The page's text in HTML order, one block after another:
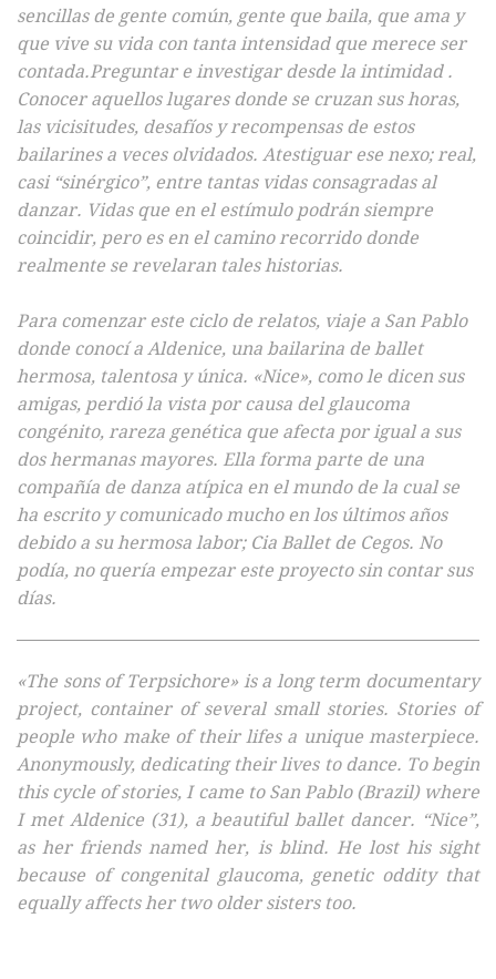
sencillas de gente común, gente que baila, que ama y
que vive su vida con tanta intensidad que merece ser
contada.Preguntar e investigar desde la intimidad .
Conocer aquellos lugares donde se cruzan sus horas,
las vicisitudes, desafíos y recompensas de estos
bailarines a veces olvidados. Atestiguar ese nexo; real,
casi “sinérgico”, entre tantas vidas consagradas al
danzar. Vidas que en el estímulo podrán siempre
coincidir, pero es en el camino recorrido donde
realmente se revelaran tales historias.
Para comenzar este ciclo de relatos, viaje a San Pablo
donde conocí a Aldenice, una bailarina de ballet
hermosa, talentosa y única. «Nice», como le dicen sus
amigas, perdió la vista por causa del glaucoma
congénito, rareza genética que afecta por igual a sus
dos hermanas mayores. Ella forma parte de una
compañía de danza atípica en el mundo de la cual se
ha escrito y comunicado mucho en los últimos años
debido a su hermosa labor; Cia Ballet de Cegos. No
podía, no quería empezar este proyecto sin contar sus
días.
«The sons of Terpsichore» is a long term documentary
project, container of several small stories. Stories of
people who make of their lifes a unique masterpiece.
Anonymously, dedicating their lives to dance. To begin
this cycle of stories, I came to San Pablo (Brazil) where
I met Aldenice (31), a beautiful ballet dancer. “Nice”,
as her friends named her, is blind. He lost his sight
because of congenital glaucoma, genetic oddity that
equally affects her two older sisters too.